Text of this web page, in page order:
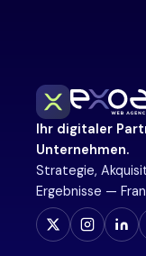
Ihr digitaler
Unternehmen.
Strategie,
Ergebnisse —